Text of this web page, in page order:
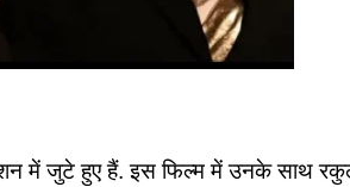
में जुटे हुए हैं. इस फिल्म में उनके साथ